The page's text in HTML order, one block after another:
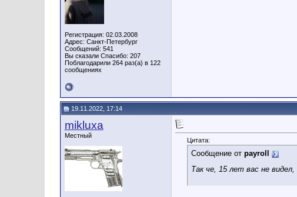
Регистрация: 02.03.2008
Адрес: Санкт-Петербург
Сообщений: 541
Вы сказали Спасибо: 207
Поблагодарили 264 раз(а) в 122
сообщениях
19.11.2022, 17:14
mikluxa
Местный
Цитата:
Сообщение от payroll
Так че, 15 лет вас не